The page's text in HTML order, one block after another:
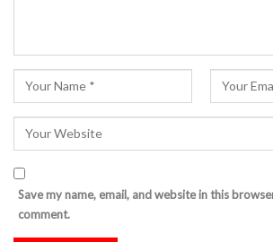
Save my name, email, and website in this
comment.